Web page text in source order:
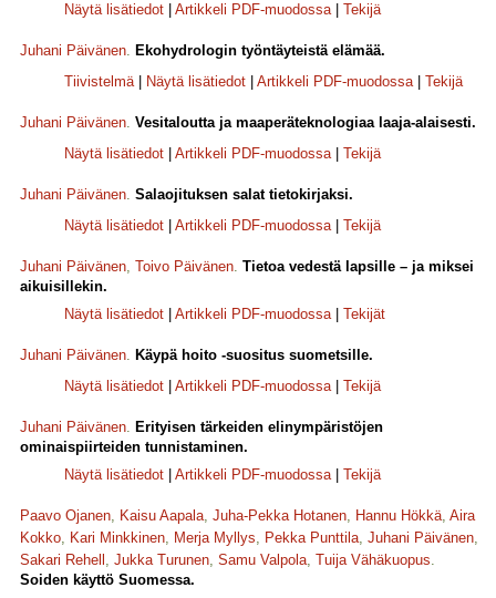
Näytä lisätiedot
Artikkeli PDF-muodossa| Tekijä
Juhani Päivänen. Ekohydrologin työntäyteistä elämää.
Tiivistelmä| Näytä lisätiedot Artikkeli PDF-muodossa| Tekijä
Juhani Päivänen. Vesitaloutta ja maaperäteknologiaa laaja-alaisesti.
Näytä lisätiedot
Artikkeli PDF-muodossa| Tekijä
Juhani Päivänen. Salaojituksen salat tietokirjaksi.
Näytä lisätiedot
Artikkeli PDF-muodossa| Tekijä
Juhani Päivänen, Toivo Päivänen. Tietoa vedestä lapsille – ja miksei
aikuisillekin.
Näytä lisätiedot
Artikkeli PDF-muodossa| Tekijät
Juhani Päivänen. Käypä hoito -suositus suometsille.
Näytä lisätiedot
Artikkeli PDF-muodossa| Tekijä
Juhani Päivänen. Erityisen tärkeiden elinympäristöjen
ominaispiirteiden tunnistaminen.
Näytä lisätiedot
Artikkeli PDF-muodossa| Tekijä
Paavo Ojanen, Kaisu Aapala, Juha-Pekka Hotanen, Hannu Hökkä, Aira
Kokko, Kari Minkkinen, Merja Myllys, Pekka Punttila, Juhani Päivänen,
Sakari Rehell , Jukka Turunen, Samu Valpola, Tuija Vähäkuopus.
Soiden käyttö Suomessa.